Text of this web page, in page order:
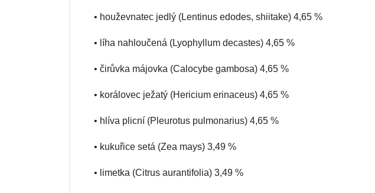
• houževnatec jedlý (Lentinus edodes, shiitake) 4,65 %
• líha nahloučená (Lyophyllum decastes) 4,65 %
• čirůvka májovka (Calocybe gambosa) 4,65 %
• korálovec ježatý (Hericium erinaceus) 4,65 %
• hlíva plicní (Pleurotus pulmonarius) 4,65 %
• kukuřice setá (Zea mays) 3,49 %
• limetka (Citrus aurantifolia) 3,49 %